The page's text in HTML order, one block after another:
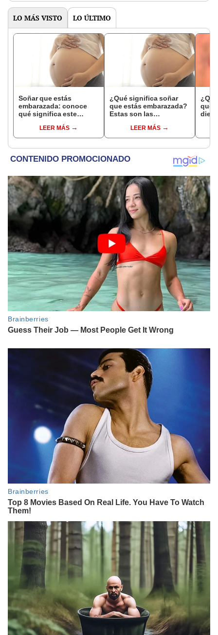
LO MÁS VISTO LO ÚLTIMO
Soñar que estás
embarazada: conoce
qué significa este
LEER MÁS
¿Qué significa soñar
que estás embarazada?
Estas son las
comunesLEER MÁS
que